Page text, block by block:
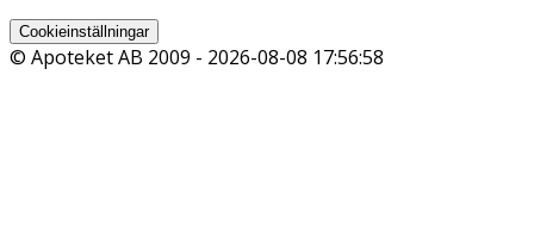
Cookieinställningar
© Apoteket AB 2009 - 2026-08-08 17:56:58